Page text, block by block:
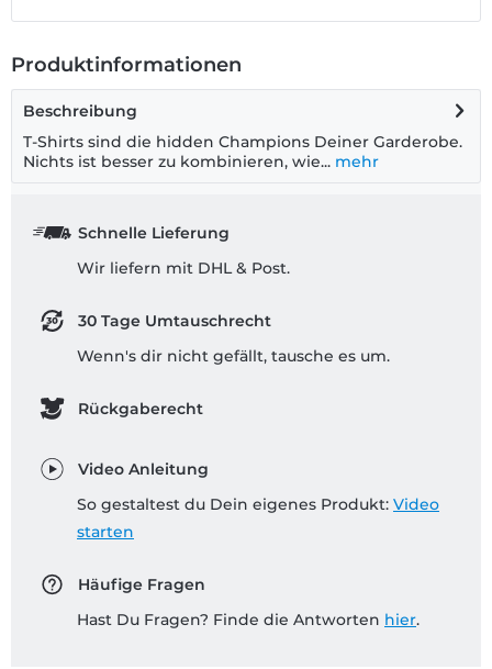
Produktinformationen
Beschreibung
T-Shirts sind die hidden Champions Deiner Garderobe.
Nichts ist besser zu kombinieren, wie... mehr
Schnelle Lieferung
Wir liefern mit DHL & Post.
30 Tage Umtauschrecht
Wenn's dir nicht gefällt, tausche es um.
Rückgaberecht
Video Anleitung
So gestaltest du Dein eigenes Produkt: Video
starten
Häufige Fragen
Hast Du Fragen? Finde die Antworten hier.